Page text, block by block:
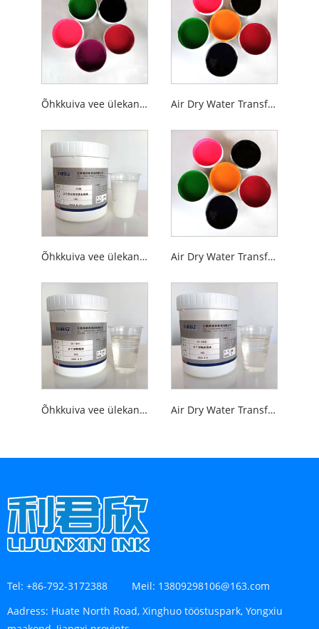
Õhkkuiva vee ülekandega siiditrükiklaasi tint Air Dry Water Transfer siiditrüki keraamiline tint
Õhkkuiva vee ülekandega siiditrükk kullast stantsimiskrunt Air Dry Water Transfer siiditrükk 29. seeria värviline tint
Õhkkuiva vee ülekande siiditrükitõkketint kuumstantsimiseks Air Dry Water Transfer Screen Barrier lakk
Tel: +86-792-3172388 Meil: 13809298106@163.com
Aadress: Huate North Road, Xinghuo tööstuspark, Yongxiu